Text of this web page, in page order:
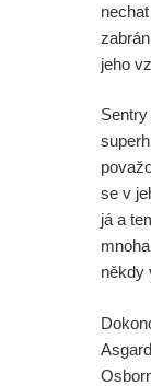
jeho
se v
já a
někdy